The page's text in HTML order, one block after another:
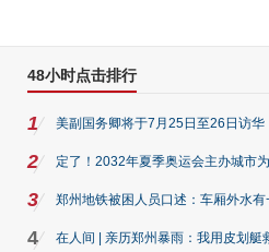
48小时点击排行
1 美副国务卿将于7月25日至26日访华
2 定了！2032年夏季奥运会主办城市
3 郑州地铁被困人员口述：车厢外水
4 在人间 | 亲历郑州暴雨：我用皮划艇